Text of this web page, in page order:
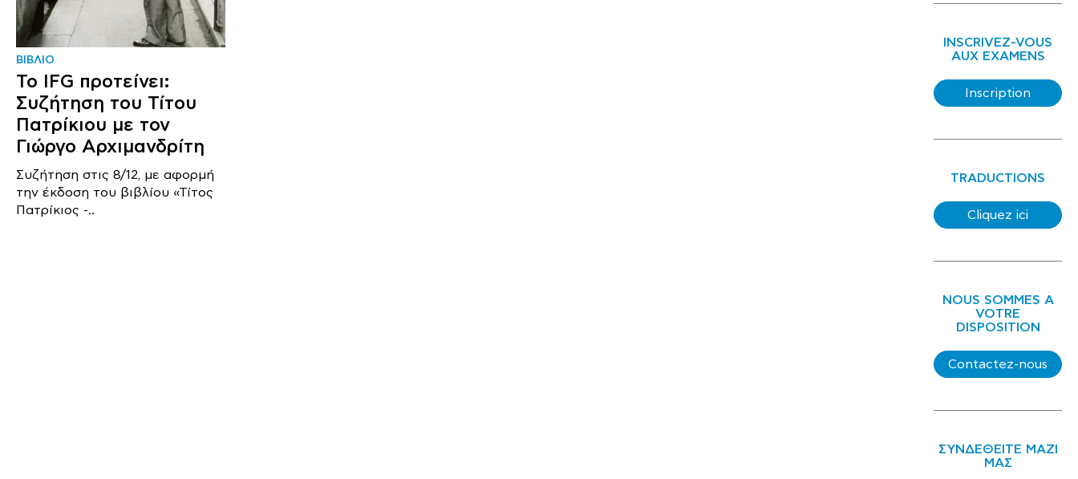
ΒΙΒΛΙΟ
Το IFG προτείνει:
Συζήτηση του Τίτου
Πατρίκιου με τον
Γιώργο Αρχιμανδρίτη
Συζήτηση στις 8/12, με αφορμή
την έκδοση του βιβλίου «Τίτος
Πατρίκιος -..
INSCRIVEZ-VOUS
AUX EXAMENS
Inscription
TRADUCTIONS
Cliquez ici
NOUS SOMMES A
VOTRE
DISPOSITION
Contactez-nous
ΣΥΝΔΕΘΕΙΤΕ ΜΑΖΙ
ΜΑΣ